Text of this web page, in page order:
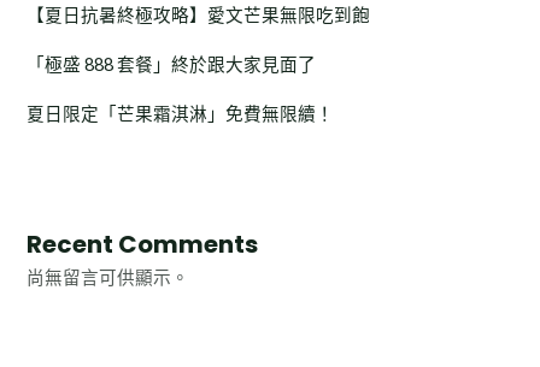
【夏日抗暑終極攻略】愛文芒果無限吃到飽
「極盛 888 套餐」終於跟大家見面了
夏日限定「芒果霜淇淋」免費無限續！
Recent Comments
尚無留言可供顯示。